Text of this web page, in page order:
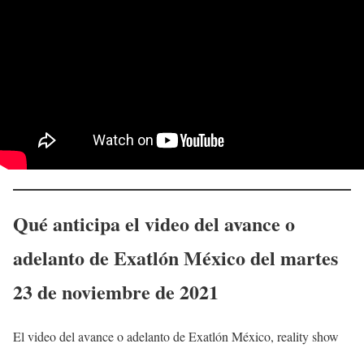
Qué anticipa el video del avance o
adelanto de Exatlón México del martes
23 de noviembre de 2021
El video del avance o adelanto de Exatlón México, reality show